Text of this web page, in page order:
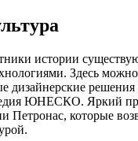
истории
Здесь
дизайнерские решения
ЮНЕСКО. Яркий
Петронас, которые